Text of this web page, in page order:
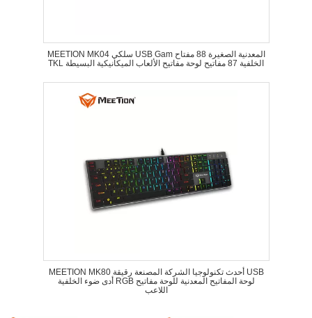
MEETION MK04 سلكي USB Gam المعدنية الصغيرة 88 مفتاح
TKL الخلفية 87 مفاتيح لوحة مفاتيح الألعاب الميكانيكية البسيطة
MEETION MK80 أحدث تكنولوجيا الشركة المصنعة رقيقة USB
أدى ضوء الخلفية RGB لوحة المفاتيح المعدنية للوحة مفاتيح
اللاعب